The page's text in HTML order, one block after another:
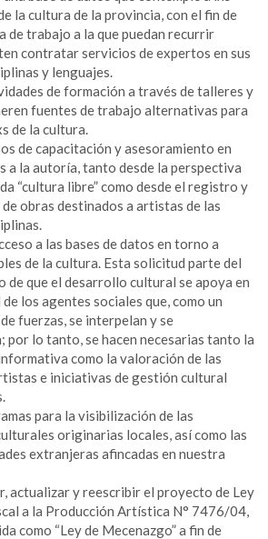
la cultura de la provincia, con el fin de
de trabajo a la que puedan recurrir
contratar servicios de expertos en sus
y lenguajes.
de formación a través de talleres y
fuentes de trabajo alternativas para
de la cultura.
de capacitación y asesoramiento en
a la autoría, tanto desde la perspectiva
“cultura libre” como desde el registro y
obras destinados a artistas de las
a las bases de datos en torno a
de la cultura. Esta solicitud parte del
de que el desarrollo cultural se apoya en
los agentes sociales que, como un
fuerzas, se interpelan y se
por lo tanto, se hacen necesarias tanto la
como la valoración de las
e iniciativas de gestión cultural
para la visibilización de las
originarias locales, así como las
extranjeras afincadas en nuestra
actualizar y reescribir el proyecto de Ley
a la Producción Artística N° 7476/04,
como “Ley de Mecenazgo” a fin de